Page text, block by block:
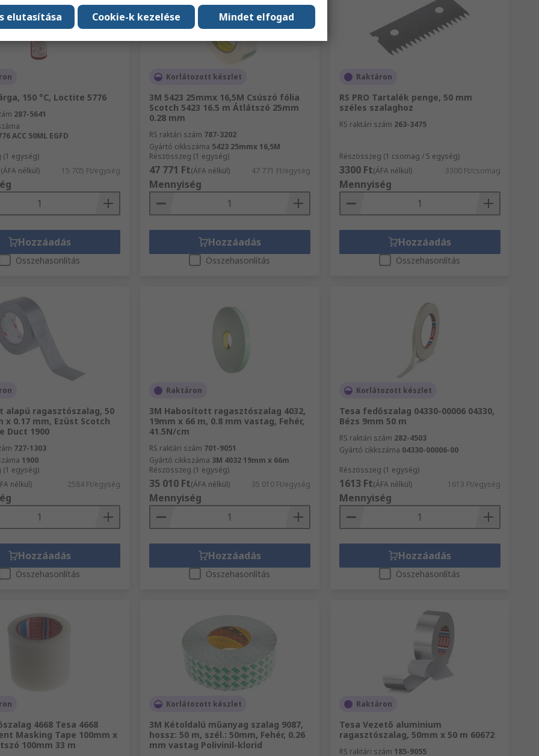
150 °C, Loctite 5776
287-5641
ACC 50ML EGFD
(1 egység)
(ÁFA nélkül) 15 705 Ft/egység
Hozzáadás
Összehasonlítás
Korlátozott készlet
3M 5423 25mmx 16,5M Csúszó fólia
Scotch 5423 16.5 m Átlátszó 25mm
0.28 mm
RS raktári szám 787-3202
Gyártó cikkszáma 5423 25mmx 16,5M
Részösszeg (1 egység)
47 771 Ft(ÁFA nélkül) 47 771 Ft/egység
Mennyiség
Hozzáadás
Összehasonlítás
Raktáron
RS PRO Tartalék penge, 50 mm
széles szalaghoz
RS raktári szám 263-3475
Részösszeg (1 csomag / 5 egység)
3300 Ft(ÁFA nélkül) 3300 Ft/csomag
Mennyiség
Hozzáadás
Összehasonlítás
alapú ragasztószalag, 50
x 0.17 mm, Ezüst Scotch
Duct 1900
727-1303
1900
(1 egység)
nélkül) 2584 Ft/egység
Hozzáadás
Összehasonlítás
Raktáron
3M Habosított ragasztószalag 4032,
19mm x 66 m, 0.8 mm vastag, Fehér,
41.5N/cm
RS raktári szám 701-9051
Gyártó cikkszáma 3M 4032 19mm x 66m
Részösszeg (1 egység)
35 010 Ft(ÁFA nélkül) 35 010 Ft/egység
Mennyiség
Hozzáadás
Összehasonlítás
Korlátozott készlet
Tesa fedőszalag 04330-00006 04330,
Bézs 9mm 50 m
RS raktári szám 282-4503
Gyártó cikkszáma 04330-00006-00
Részösszeg (1 egység)
1613 Ft(ÁFA nélkül) 1613 Ft/egység
Mennyiség
Hozzáadás
Összehasonlítás
4668 Tesa 4668
Masking Tape 100mm x
100mm 33 m
Korlátozott készlet
3M Kétoldalú műanyag szalag 9087,
hossz: 50 m, szél.: 50mm, Fehér, 0.26
mm vastag Polivinil-klorid
Raktáron
Tesa Vezető aluminium
ragasztószalag, 50mm x 50 m 60672
RS raktári szám 185-9055
Mindet elfogad
Cookie-k kezelése
elutasítása